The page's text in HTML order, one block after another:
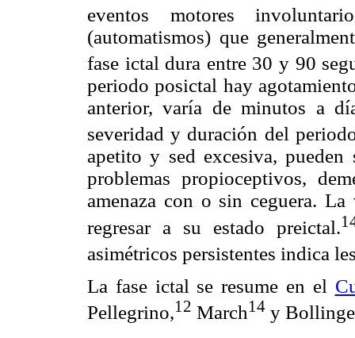
eventos motores
(automatismos) que
fase ictal dura entre 30 y 90
periodo posictal hay
anterior, varía de minutos a
severidad y duración del
apetito y sed excesiva, pueden
problemas propioceptivos,
amenaza con o sin ceguera.
regresar a su estado preictal.
asimétricos persistentes indica
La fase ictal se resume en el
Pellegrino,12 March14 y